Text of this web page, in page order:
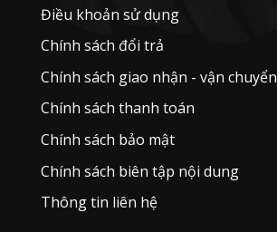
Điều khoản sử dụng
Chính sách đổi trả
Chính sách giao nhận - vận chuyển
Chính sách thanh toán
Chính sách bảo mật
Chính sách biên tập nội dung
Thông tin liên hệ